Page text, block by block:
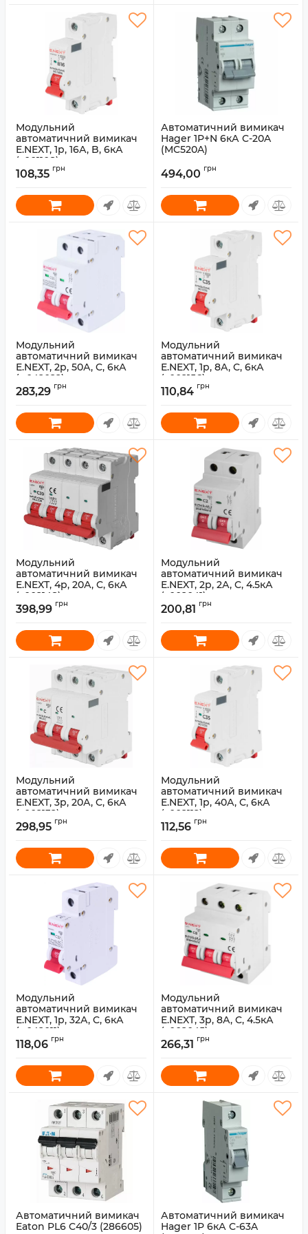
Модульний
автоматичний вимикач
E.NEXT, 1p, 16А, B, 6кА
(s001108)
Артикул: s001108
108,35 грн
Автоматичний вимикач
Hager 1P+N 6кА C-20A
(MC520A)
494,00 грн
Модульний
автоматичний вимикач
E.NEXT, 2p, 50А, C, 6кА
(p042022)
Артикул: p042022
283,29 грн
Модульний
автоматичний вимикач
E.NEXT, 1p, 8А, C, 6кА
(s002156)
Артикул: s002156
110,84 грн
Модульний
автоматичний вимикач
E.NEXT, 4p, 20А, C, 6кА
(s002148)
Артикул: s002148
398,99 грн
Модульний
автоматичний вимикач
E.NEXT, 2p, 2А, C, 4.5кА
(s002041)
Артикул: s002041
200,81 грн
Модульний
автоматичний вимикач
E.NEXT, 3p, 20А, C, 6кА
(s002132)
Артикул: s002132
298,95 грн
Модульний
автоматичний вимикач
E.NEXT, 1p, 40А, C, 6кА
(s002112)
Артикул: s002112
112,56 грн
Модульний
автоматичний вимикач
E.NEXT, 1p, 32А, C, 6кА
(p042011)
Артикул: p042011
118,06 грн
Модульний
автоматичний вимикач
E.NEXT, 3p, 8А, C, 4.5кА
(s002045)
Артикул: s002045
266,31 грн
Автоматичний вимикач
Eaton PL6 C40/3 (286605)
Автоматичний вимикач
Hager 1P 6кА C-63A